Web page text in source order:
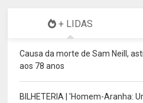
+ LIDAS
Causa da morte de Sam Neill,
aos 78 anos
BILHETERIA | 'Homem-Aranha: